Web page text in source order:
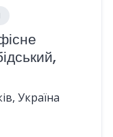
Україна